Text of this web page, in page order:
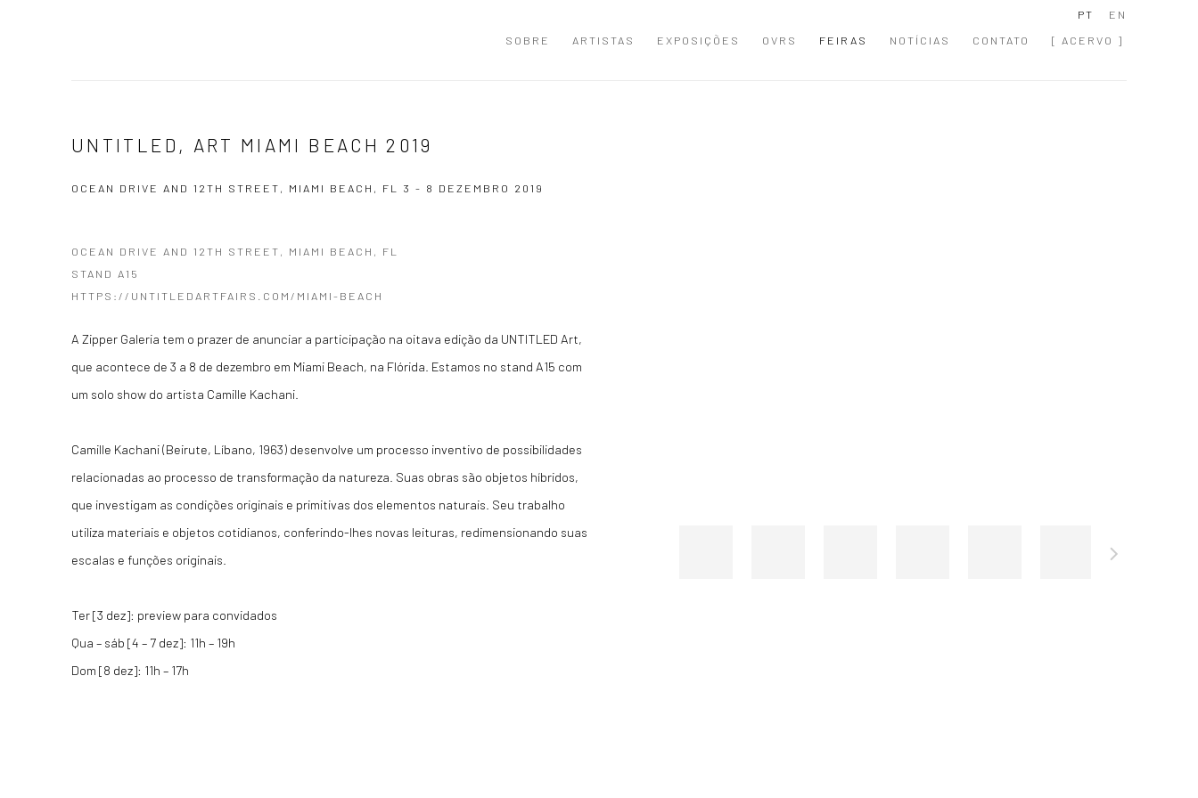
SOBRE ARTISTAS EXPOSIÇÕES OVRS FEIRAS NOTÍCIAS CONTATO [ ACERVO ]
PT EN
UNTITLED, ART MIAMI BEACH 2019
OCEAN DRIVE AND 12TH STREET, MIAMI BEACH, FL 3 - 8 DEZEMBRO 2019
OCEAN DRIVE AND 12TH STREET, MIAMI BEACH, FL
STAND A15
HTTPS://UNTITLEDARTFAIRS.COM/MIAMI-BEACH
A Zipper Galeria tem o prazer de anunciar a participação na oitava edição da UNTITLED Art,
que acontece de 3 a 8 de dezembro em Miami Beach, na Flórida. Estamos no stand A15 com
um solo show do artista Camille Kachani.
Camille Kachani (Beirute, Líbano, 1963) desenvolve um processo inventivo de possibilidades
relacionadas ao processo de transformação da natureza. Suas obras são objetos híbridos,
que investigam as condições originais e primitivas dos elementos naturais. Seu trabalho
utiliza materiais e objetos cotidianos, conferindo-lhes novas leituras, redimensionando suas
escalas e funções originais.
Ter [3 dez]: preview para convidados
Qua – sáb [4 – 7 dez]: 11h – 19h
Dom [8 dez]: 11h – 17h